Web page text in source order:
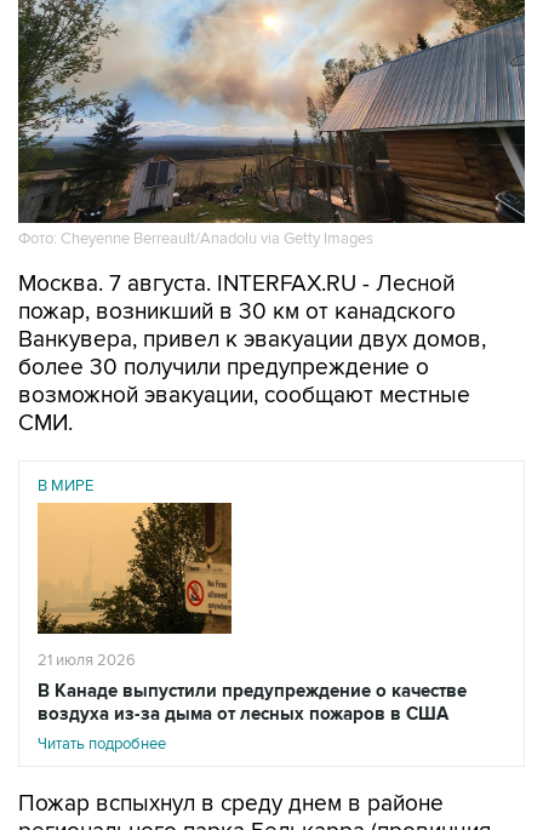
Фото: Cheyenne Berreault/Anadolu via Getty Images
Москва. 7 августа. INTERFAX.RU - Лесной
пожар, возникший в 30 км от канадского
Ванкувера, привел к эвакуации двух домов,
более 30 получили предупреждение о
возможной эвакуации, сообщают местные
СМИ.
В МИРЕ
21 июля 2026
В Канаде выпустили предупреждение о качестве
воздуха из-за дыма от лесных пожаров в США
Читать подробнее
Пожар вспыхнул в среду днем в районе